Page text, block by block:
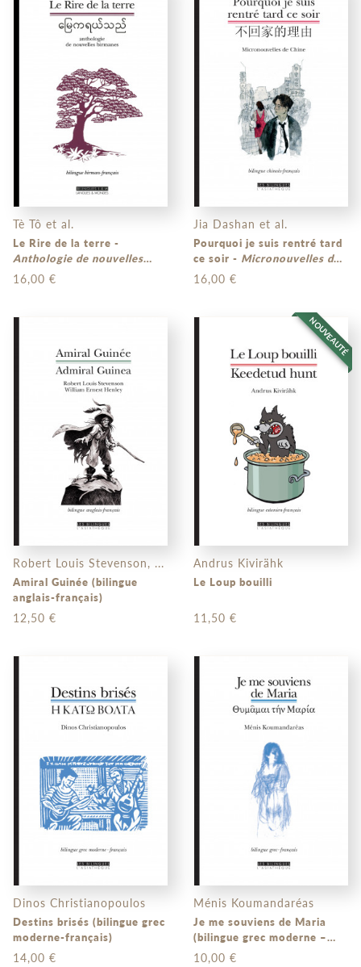
Tè Tô et al.
Le Rire de la terre -
Anthologie de nouvelles
birmanes
français)
16,00 €
Jia Dashan et al.
Pourquoi je suis rentré tard
ce soir - Micronouvelles de
Chine(bilingue chinois –
français)
16,00 €
Robert Louis Stevenson, ...
Amiral Guinée (bilingue
anglais-français)
12,50 €
NOUVEAUTÉ
Andrus Kivirähk
Le Loup bouilli
11,50 €
Dinos Christianopoulos
Destins brisés (bilingue grec
moderne-français)
14,00 €
Ménis Koumandaréas
Je me souviens de Maria
(bilingue grec moderne –
français)
10,00 €